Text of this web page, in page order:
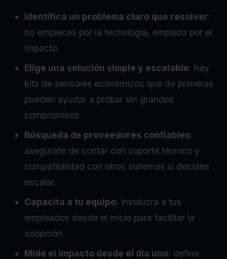
Identifica un problema claro que resolver:
no empieces por la tecnología, empieza por el
impacto.
Elige una solución simple y escalable: hay
kits de sensores económicos que de primeras
pueden ayudar a probar sin grandes
compromisos.
Búsqueda de proveedores confiables:
asegúrate de contar con soporte técnico y
compatibilidad con otros sistemas si decides
escalar.
Capacita a tu equipo: involucra a tus
empleados desde el inicio para facilitar la
adopción.
Mide el impacto desde el día uno: define